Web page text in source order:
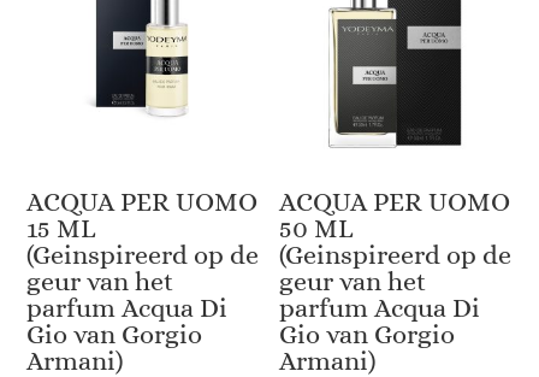
ACQUA PER UOMO
15 ML
(Geinspireerd op de
geur van het
parfum Acqua Di
Gio van Gorgio
Armani)
ACQUA PER UOMO
50 ML
(Geinspireerd op de
geur van het
parfum Acqua Di
Gio van Gorgio
Armani)